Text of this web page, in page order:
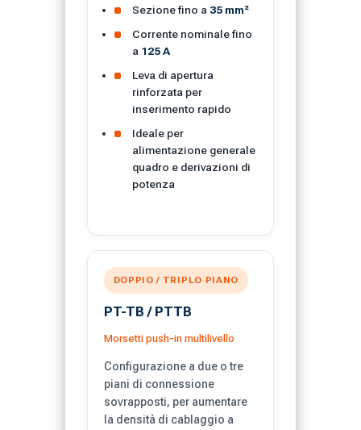
Sezione fino a 35 mm²
Corrente nominale fino
a 125 A
Leva di apertura
rinforzata per
inserimento rapido
Ideale per
alimentazione generale
quadro e derivazioni di
potenza
DOPPIO / TRIPLO PIANO
PT-TB / PTTB
Morsetti push-in multilivello
Configurazione a due o tre
piani di connessione
sovrapposti, per aumentare
la densità di cablaggio a